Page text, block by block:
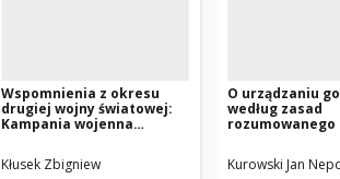
Wspomnienia z okresu
drugiej wojny światowej:
Kampania wojenna
wraz z rodziną na Śląsku w
Mysłowicach...
Kłusek Zbigniew
O urządzaniu
według zasad
Kurowski Jan